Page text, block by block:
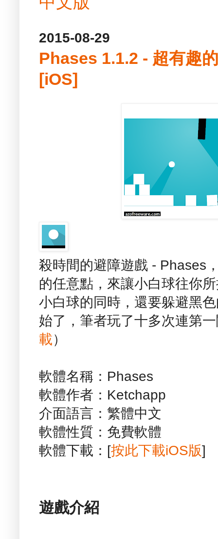
2015-08-29
Phases 1.1.2 - 超有趣
[iOS]
殺時間的避障遊戲 - Phases
的任意點，來讓小白球往你
小白球的同時，還要躲避黑
始了，筆者玩了十多次連第
載）
軟體名稱：Phases
軟體作者：Ketchapp
介面語言：繁體中文
軟體性質：免費軟體
軟體下載：[按此下載iOS版]
遊戲介紹